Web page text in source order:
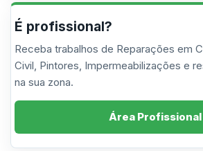
É profissional?
Receba trabalhos de Reparações em
Civil, Pintores, Impermeabilizações e
na sua zona.
Área Profissional